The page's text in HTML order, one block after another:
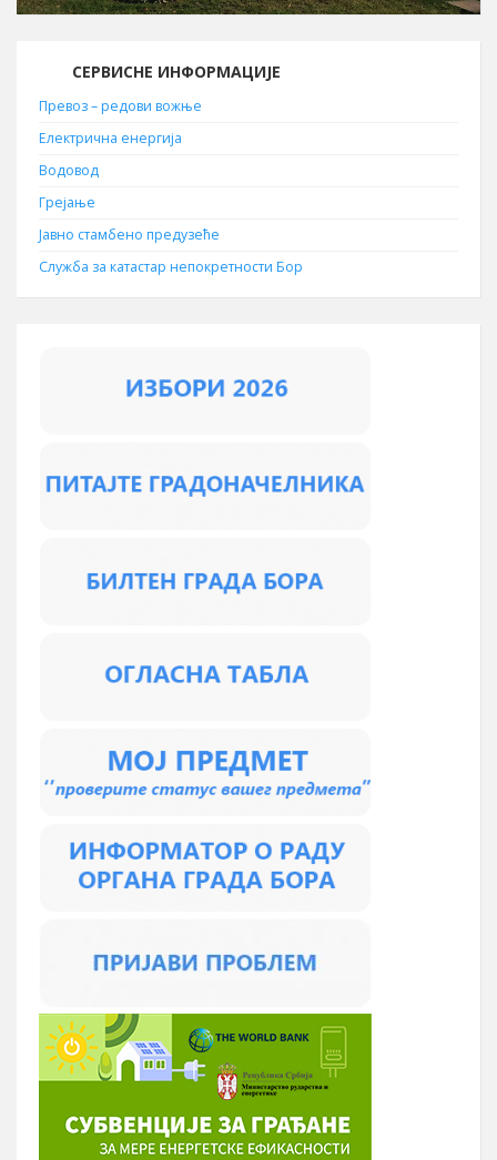
СЕРВИСНЕ ИНФОРМАЦИЈЕ
Превоз – редови вожње
Електрична енергија
Водовод
Грејање
Јавно стамбено предузеће
Служба за катастар непокретности Бор